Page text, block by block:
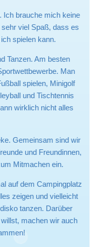
Ich brauche mich keine
viel Spaß, dass es
spielen kann.
Tanzen. Am besten
Man
spielen, Minigolf
und Tischtennis
wirklich nicht alles
Gemeinsam sind wir
und Freundinnen,
Mitmachen ein.
auf dem Campingplatz
zeigen und vielleicht
tanzen. Darüber
machen wir auch